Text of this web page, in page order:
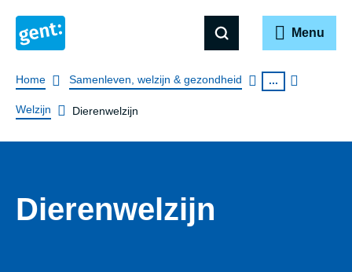
Menu
Breadcrumb
Home Samenleven, welzijn & gezondheid ...
Welzijn Dierenwelzijn
Dierenwelzijn